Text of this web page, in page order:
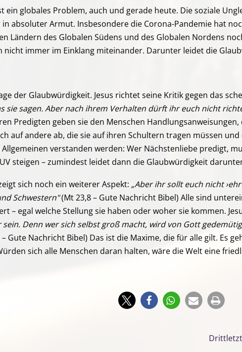
ein globales Problem, auch und gerade heute. Die soziale
absoluter Armut. Insbesondere die Corona-Pandemie hat
Ländern des Globalen Südens und des Globalen Nordens
nicht immer im Einklang miteinander. Darunter leidet die
der Glaubwürdigkeit. Jesus richtet seine Kritik gegen das
sie sagen. Aber nach ihrem Verhalten dürft ihr euch nicht
Predigten geben sie den Menschen
auf andere ab, die sie auf ihren Schultern tragen müssen
verstanden werden: Wer Nächstenliebe predigt,
steigen – zumindest leidet dann die Glaubwürdigkeit
sich noch ein weiterer Aspekt: „Aber ihr sollt euch nicht
Schwestern"(Mt 23,8 – Gute Nachricht Bibel) Alle sind
– egal welche Stellung sie haben oder woher sie kommen.
Denn wer sich selbst groß macht, wird von Gott
Gute Nachricht Bibel) Das ist die Maxime, die für alle gilt. Es
sich alle Menschen daran halten, wäre die Welt eine